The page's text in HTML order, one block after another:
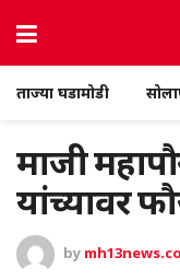
ताज्या घडामोडी
माजी
यांच्यावर
by